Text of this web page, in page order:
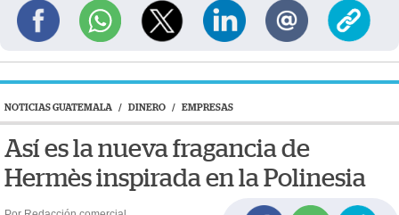
NOTICIAS GUATEMALA / DINERO / EMPRESAS
Así es la nueva fragancia de
Hermès inspirada en la Polinesia